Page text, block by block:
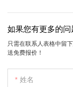
如果您有更多的
只需在联系人表格中留
送免费报价！
姓名